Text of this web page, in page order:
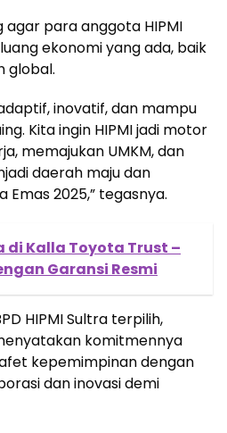
para anggota HIPMI
ekonomi yang ada, baik
global.
inovatif, dan mampu
Kita ingin HIPMI jadi motor
memajukan UMKM, dan
daerah maju dan
2025,” tegasnya.
di Kalla Toyota Trust –
Garansi Resmi
HIPMI Sultra terpilih,
komitmennya
kepemimpinan dengan
dan inovasi demi